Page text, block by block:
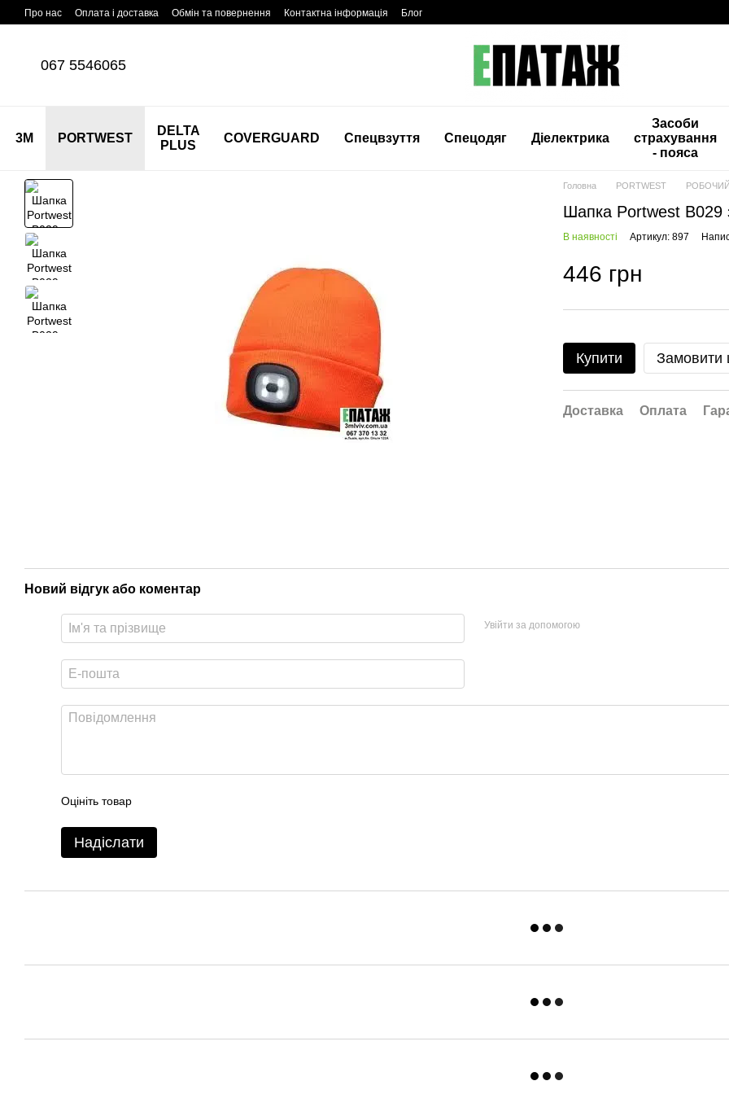
Перейти до основного контенту
Про нас Оплата і доставка Обмін та повернення Контактна інформація Блог
067 5546065
3M PORTWEST
DELTA
PLUS
COVERGUARD Спецвзуття Спецодяг Діелектрика
Засоби
страхування
- пояса
Головна PORTWEST РОБОЧИЙ
Шапка Portwest
В наявності Артикул: 897
446 грн
Купити Замовити
Доставка Оплата
Новий відгук або коментар
Увійти за допомогою
Оцініть товар
Надіслати